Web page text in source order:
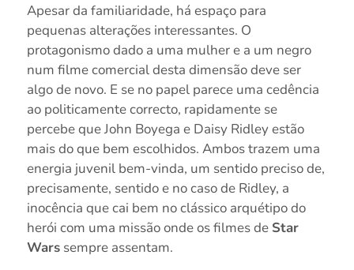
Apesar da familiaridade, há espaço para
pequenas alterações interessantes. O
protagonismo dado a uma mulher e a um negro
num filme comercial desta dimensão deve ser
algo de novo. E se no papel parece uma cedência
ao politicamente correcto, rapidamente se
percebe que John Boyega e Daisy Ridley estão
mais do que bem escolhidos. Ambos trazem uma
energia juvenil bem-vinda, um sentido preciso de,
precisamente, sentido e no caso de Ridley, a
inocência que cai bem no clássico arquétipo do
herói com uma missão onde os filmes de Star
Warssempre assentam.